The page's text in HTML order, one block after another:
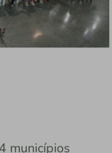
municípios